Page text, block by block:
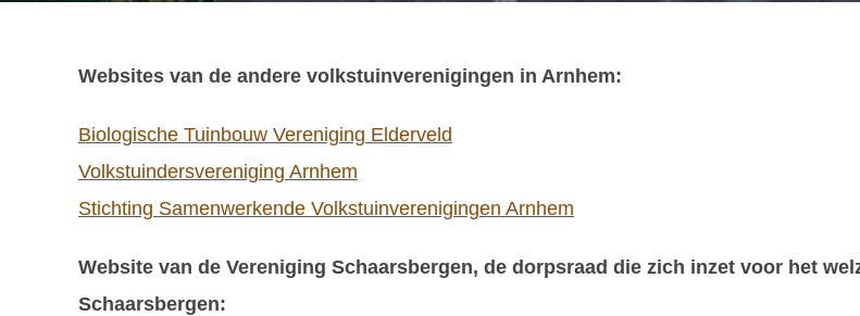
Websites van de andere volkstuinverenigingen in Arnhem:
Biologische Tuinbouw Vereniging Elderveld
Volkstuindersvereniging Arnhem
Stichting Samenwerkende Volkstuinverenigingen Arnhem
Website van de Vereniging Schaarsbergen, de dorpsraad die zich inzet voor het
Schaarsbergen: